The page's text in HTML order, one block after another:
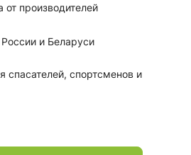
от производителей
и Беларуси
спасателей, спортсменов и